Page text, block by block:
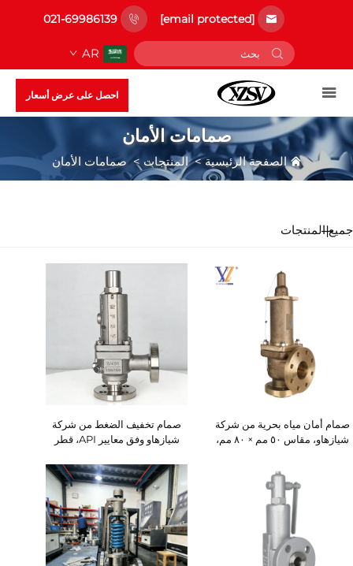
[email protected]
021-69986139
AR
احصل على عرض أسعار
صمامات الأمان
الصفحة الرئيسية>المنتجات >صمامات الأمان
جميع المنتجات
صمام أمان مياه بحرية من شركة
شيازهاو، مقاس ٥٠ مم × ٨٠ مم،
سبائك نحاس ألومنيوم/فولاذ لا
صدائي ثنائي الطور | حماية فائقة
ضد التآكل للتطبيقات البحرية
ومحطات تحلية المياه
صمام تخفيف الضغط من شركة
شيازهاو وفق معايير API، قطر
والسوائل بشكل عالمي | ضغط
التعيين ≤1.8 ميجا باسكال |
الموديل TOS-4C2-01-P / 3/4D1
| وفق معايير API 526 وAPI 527